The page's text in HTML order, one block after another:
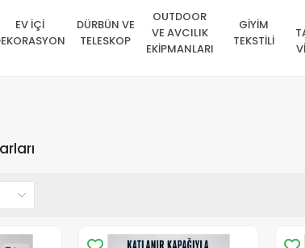
EV İÇİ
DÜRBÜN VE
TELESKOP
OUTDOOR
VE AVCILIK
EKİPMANLARI
GİYİM
TEKSTİLİ